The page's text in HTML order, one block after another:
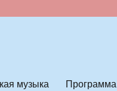
музыка Программа